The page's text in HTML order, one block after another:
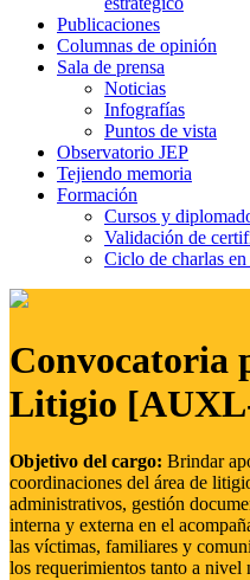
Publicaciones
Columnas de opinión
Sala de prensa
Noticias
Infografías
Puntos de vista
Observatorio JEP
Tejiendo memoria
Formación
Cursos y
Validación de
Ciclo de charlas
Convocatoria
Litigio
Objetivo del cargo: Brindar
coordinaciones del área de
administrativos, gestión
interna y externa en el
las víctimas, familiares y
los requerimientos tanto a